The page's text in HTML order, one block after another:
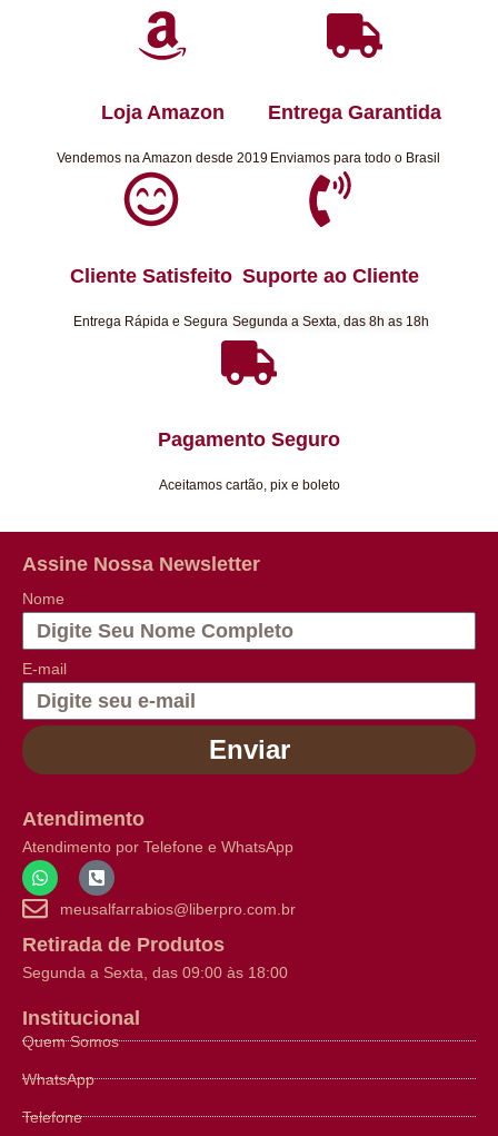
Loja Amazon
Vendemos na Amazon desde 2019
Entrega Garantida
Enviamos para todo o Brasil
Cliente Satisfeito
Entrega Rápida e Segura
Suporte ao Cliente
Segunda a Sexta, das 8h as 18h
Pagamento Seguro
Aceitamos cartão, pix e boleto
Assine Nossa Newsletter
Nome
E-mail
Enviar
Atendimento
Atendimento por Telefone e WhatsApp
meusalfarrabios@liberpro.com.br
Retirada de Produtos
Segunda a Sexta, das 09:00 às 18:00
Institucional
Quem Somos
WhatsApp
Telefone